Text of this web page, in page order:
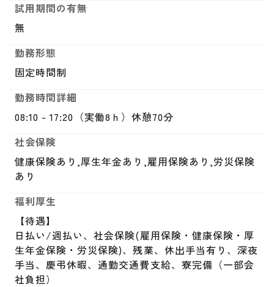
試用期間の有無
無
勤務形態
固定時間制
勤務時間詳細
08:10 - 17:20（実働8ｈ）休憩70分
社会保険
健康保険あり,厚生年金あり,雇用保険あり,労災保険
あり
福利厚生
【待遇】
日払い/週払い、社会保険(雇用保険・健康保険・厚
生年金保険・労災保険)、残業、休出手当有り、深夜
手当、慶弔休暇、通勤交通費支給、寮完備（一部会
社負担）